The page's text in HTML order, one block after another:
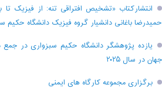
انتشارکتاب «تشخیص افتراقی تنه: از فیزیک تا
حمیدرضا باغانی دانشیار گروه فیزیک دانشگاه حکیم
جهان در سال ۲۰۲۵
برگزاری مجموعه کارگاه های ایمنی